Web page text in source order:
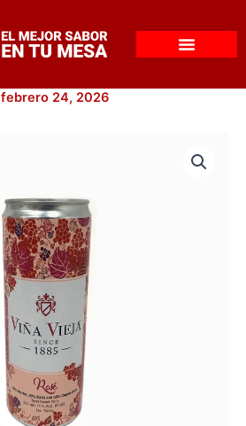
febrero 24, 2026